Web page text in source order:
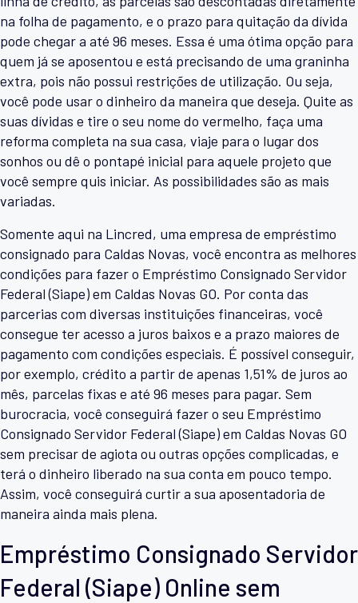
na folha de pagamento, e o prazo para quitação da dívida
pode chegar a até 96 meses. Essa é uma ótima opção para
quem já se aposentou e está precisando de uma graninha
extra, pois não possui restrições de utilização. Ou seja,
você pode usar o dinheiro da maneira que deseja. Quite as
suas dívidas e tire o seu nome do vermelho, faça uma
reforma completa na sua casa, viaje para o lugar dos
sonhos ou dê o pontapé inicial para aquele projeto que
você sempre quis iniciar. As possibilidades são as mais
variadas.
Somente aqui na Lincred, uma empresa de empréstimo
consignado para Caldas Novas, você encontra as melhores
condições para fazer o Empréstimo Consignado Servidor
Federal (Siape) em Caldas Novas GO. Por conta das
parcerias com diversas instituições financeiras, você
consegue ter acesso a juros baixos e a prazo maiores de
pagamento com condições especiais. É possível conseguir,
por exemplo, crédito a partir de apenas 1,51% de juros ao
mês, parcelas fixas e até 96 meses para pagar. Sem
burocracia, você conseguirá fazer o seu Empréstimo
Consignado Servidor Federal (Siape) em Caldas Novas GO
sem precisar de agiota ou outras opções complicadas, e
terá o dinheiro liberado na sua conta em pouco tempo.
Assim, você conseguirá curtir a sua aposentadoria de
maneira ainda mais plena.
Empréstimo Consignado Servidor
Federal (Siape) Online sem